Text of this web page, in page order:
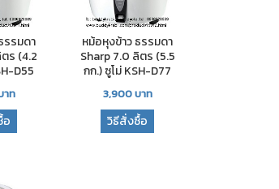
รรมดา
ร (4.2
D55
ท
อ
หม้อหุงข้าว ธรรมดา
Sharp 7.0 ลิตร (5.5
กก.) ซูโม่ KSH-D77
3,900บาท
วิธีสั่งซื้อ